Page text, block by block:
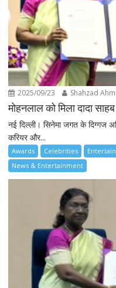
2025/09/23 Shahzad
मोहनलाल को मिला दादा
नई दिल्ली। सिनेमा जगत के दिग्गज
करियर और...
Awards Celebrities
News & Entertainment